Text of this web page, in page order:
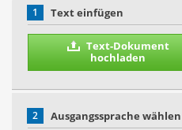
1 Text einfügen
Text-Dokument
hochladen
2
Ausgangssprache wählen